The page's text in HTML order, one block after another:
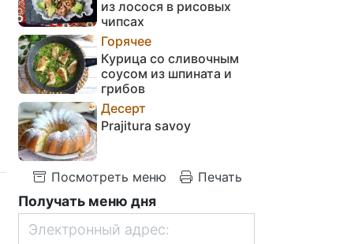
из лосося в рисовых
чипсах
Горячее
Курица со сливочным
соусом из шпината и
грибов
Десерт
Prajitura savoy
Посмотреть меню Печать
Получать меню дня